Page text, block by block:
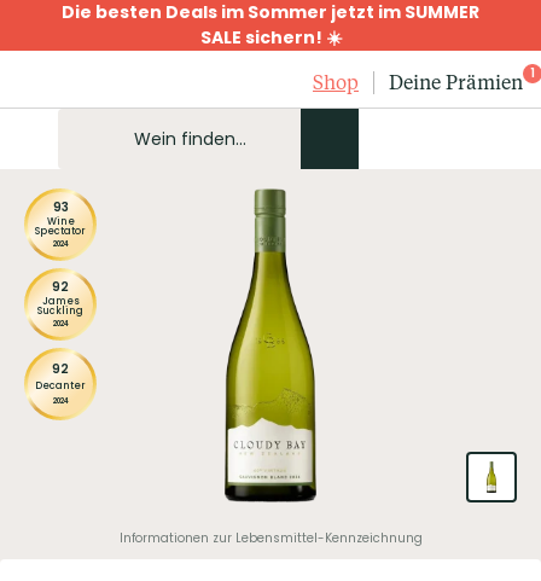
Die besten Deals im Sommer jetzt im SUMMER
SALE sichern! ☀️
Shop
Deine Prämien 1
93
Wine
Spectator
2024
92
James
Suckling
2024
92
Decanter
2024
Informationen zur Lebensmittel-Kennzeichnung